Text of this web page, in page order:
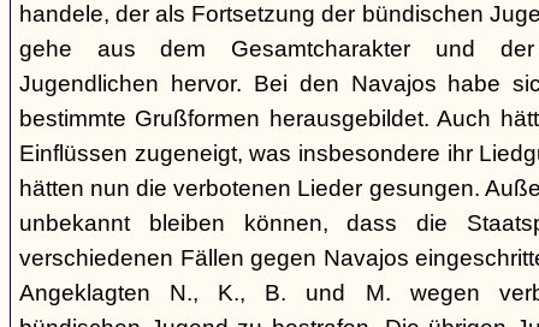
handele, der als Fortsetzung der bündischen
gehe aus dem Gesamtcharakter und der
Jugendlichen hervor. Bei den Navajos habe
bestimmte Grußformen herausgebildet. Auch
Einflüssen zugeneigt, was insbesondere ihr
hätten nun die verbotenen Lieder gesungen.
unbekannt bleiben können, dass die
verschiedenen Fällen gegen Navajos
Angeklagten N., K., B. und M. wegen